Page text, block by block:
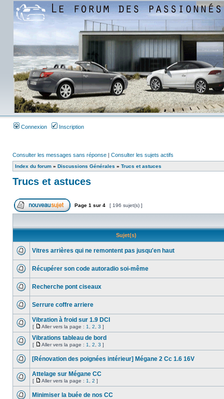
Connexion Inscription
Consulter les messages sans réponse | Consulter les sujets actifs
Index du forum » Discussions Générales » Trucs et astuces
Trucs et astuces
Page 1 sur 4 [ 196 sujet(s) ]
Sujet(s)
Vitres arrières qui ne remontent pas jusqu'en haut
Récupérer son code autoradio soi-même
Recherche pont ciseaux
Serrure coffre arriere
Vibration à froid sur 1.9 DCI
[ Aller vers la page : 1 2 3 ]
Vibrations tableau de bord
[ Aller vers la page : 1 2 3 ]
[Rénovation des poignées intérieur] Mégane 2 Cc 1.6 16V
Attelage sur Mégane CC
[ Aller vers la page : 1 2 ]
Minimiser la buée de nos CC